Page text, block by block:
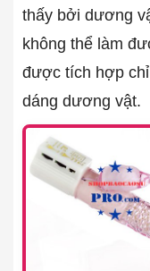
thấy bởi dương
không thể làm
được tích hợp
dáng dương vật.